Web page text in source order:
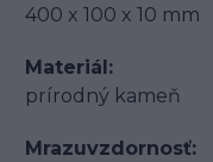
400 x 100 x 10 mm
Materiál
prírodný kameň
Mrazuvzdornosť